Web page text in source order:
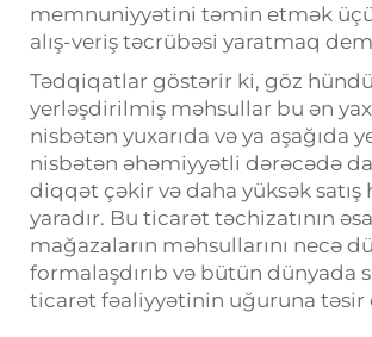
memnuniyyətini təmin etmək
alış-veriş təcrübəsi yaratmaq
Tədqiqatlar göstərir ki, göz
yerləşdirilmiş məhsullar bu ən
nisbətən yuxarıda və ya aşağıda
nisbətən əhəmiyyətli dərəcədə
diqqət çəkir və daha yüksək satış
yaradır. Bu ticarət təchizatının
mağazaların məhsullarını necə
formalaşdırıb və bütün dünyada
ticarət fəaliyyətinin uğuruna təsir